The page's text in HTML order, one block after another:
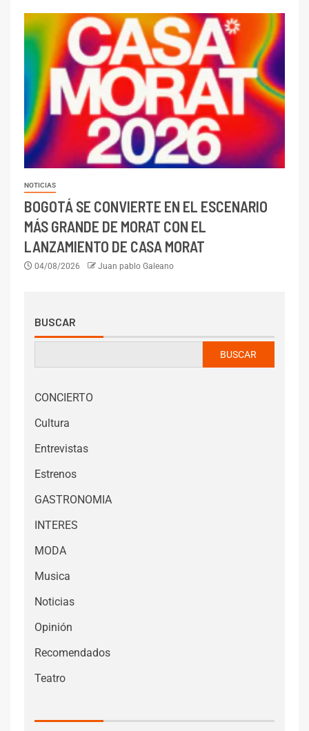
NOTICIAS
BOGOTÁ SE CONVIERTE EN EL ESCENARIO
MÁS GRANDE DE MORAT CON EL
LANZAMIENTO DE CASA MORAT
04/08/2026 Juan pablo Galeano
BUSCAR
BUSCAR
CONCIERTO
Cultura
Entrevistas
Estrenos
GASTRONOMIA
INTERES
MODA
Musica
Noticias
Opinión
Recomendados
Teatro